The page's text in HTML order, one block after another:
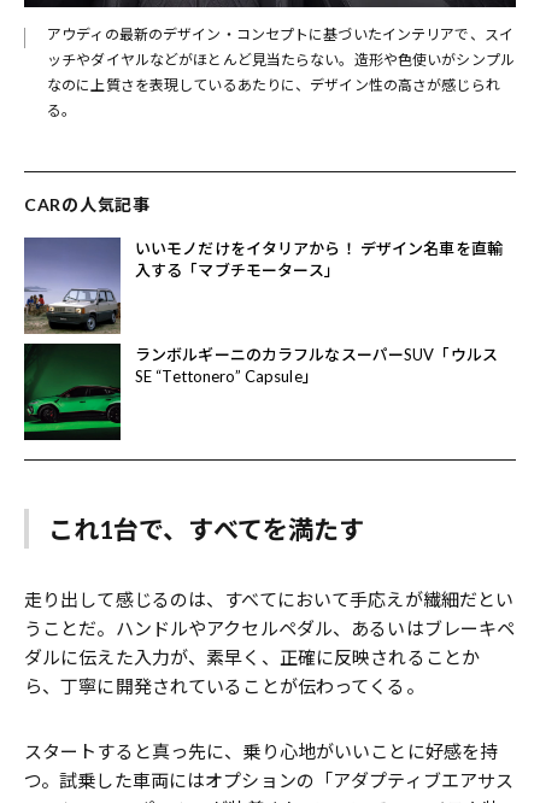
アウディの最新のデザイン・コンセプトに基づいたインテリアで、スイ
ッチやダイヤルなどがほとんど見当たらない。造形や色使いがシンプル
なのに上質さを表現しているあたりに、デザイン性の高さが感じられ
る。
CARの人気記事
いいモノだけをイタリアから！ デザイン名車を直輸
入する「マブチモータース」
ランボルギーニのカラフルなスーパーSUV「ウルス
SE “Tettonero” Capsule」
これ1台で、すべてを満たす
走り出して感じるのは、すべてにおいて手応えが繊細だとい
うことだ。ハンドルやアクセルペダル、あるいはブレーキペ
ダルに伝えた入力が、素早く、正確に反映されることか
ら、丁寧に開発されていることが伝わってくる。
スタートすると真っ先に、乗り心地がいいことに好感を持
つ。試乗した車両にはオプションの「アダプティブエアサス